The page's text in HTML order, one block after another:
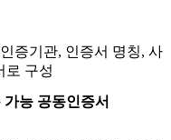
증기관, 인증서 명칭, 사
로 구성
가능 공동인증서